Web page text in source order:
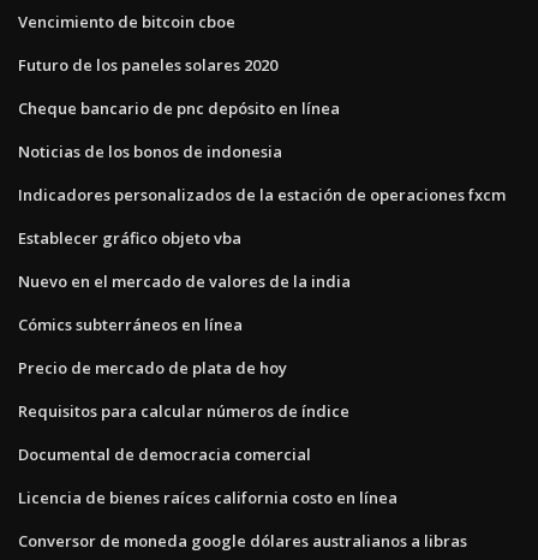
Vencimiento de bitcoin cboe
Futuro de los paneles solares 2020
Cheque bancario de pnc depósito en línea
Noticias de los bonos de indonesia
Indicadores personalizados de la estación de operaciones fxcm
Establecer gráfico objeto vba
Nuevo en el mercado de valores de la india
Cómics subterráneos en línea
Precio de mercado de plata de hoy
Requisitos para calcular números de índice
Documental de democracia comercial
Licencia de bienes raíces california costo en línea
Conversor de moneda google dólares australianos a libras